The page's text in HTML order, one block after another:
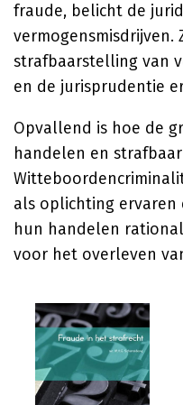
fraude, belicht de
vermogensmisdrijven.
strafbaarstelling van
en de jurisprudentie
Opvallend is hoe de
handelen en
als oplichting ervaren
hun handelen
voor het overleven